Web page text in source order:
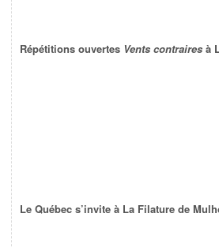
Répétitions ouvertes Vents contraires à
Le Québec s’invite à La Filature de